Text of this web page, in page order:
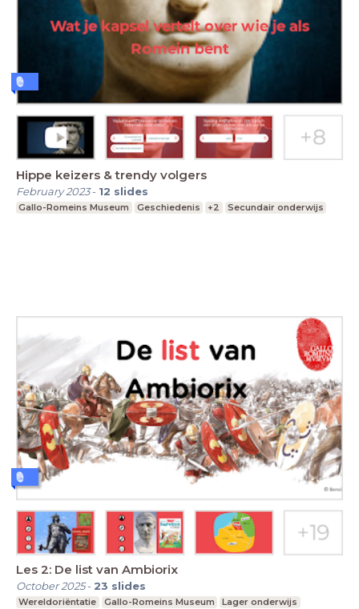
Hippe keizers & trendy volgers
February 2023- 12 slides
Gallo-Romeins Museum Geschiedenis +2 Secundair onderwijs
Les 2: De list van Ambiorix
October 2025- 23 slides
Wereldoriëntatie Gallo-Romeins Museum Lager onderwijs